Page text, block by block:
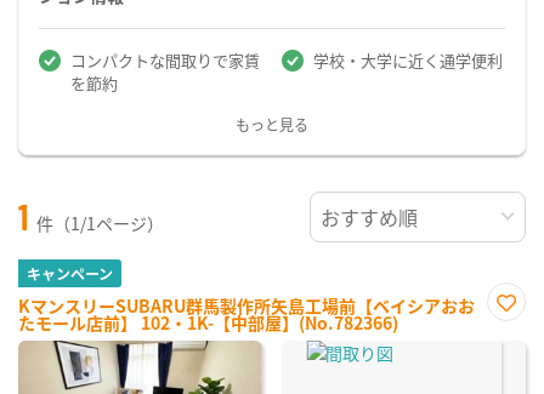
コンパクトな間取りで家賃
を節約
学校・大学に近く通学便利
もっと見る
1 件（1/1ページ）
キャンペーン
KマンスリーSUBARU群馬製作所矢島工場前【ベイシアおお
たモール店前】 102・1K-【中部屋】(No.782366)
に入